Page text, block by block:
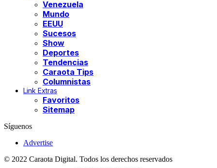
Venezuela
Mundo
EEUU
Sucesos
Show
Deportes
Tendencias
Caraota Tips
Columnistas
Link Extras
Favoritos
Sitemap
Síguenos
Advertise
© 2022 Caraota Digital. Todos los derechos reservados